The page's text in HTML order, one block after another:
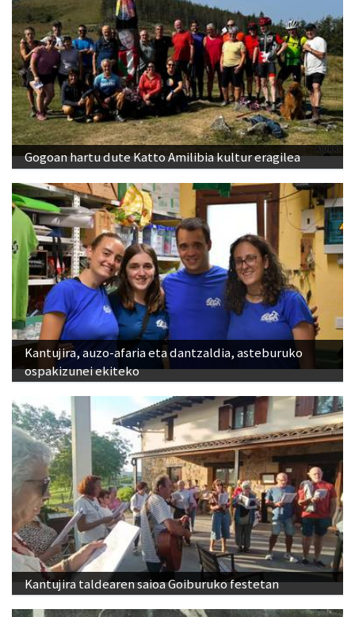
Gogoan hartu dute Katto Amilibia kultur eragilea
Kantujira, auzo-afaria eta dantzaldia, asteburuko
ospakizunei ekiteko
Kantujira taldearen saioa Goiburuko festetan